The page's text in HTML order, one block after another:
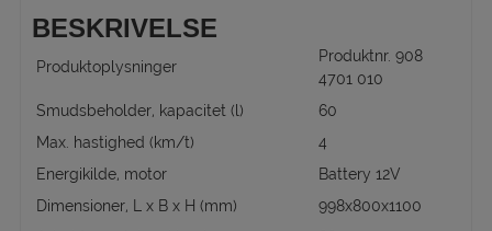
BESKRIVELSE
Produktoplysninger
Produktnr. 908
4701 010
Smudsbeholder, kapacitet (l)
60
Max. hastighed (km/t)
4
Energikilde, motor
Battery 12V
Dimensioner, L x B x H (mm)
998x800x1100